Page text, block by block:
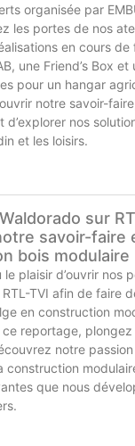
organisée par
les portes de nos
en cours de
une Friend’s Box
pour un hangar
notre savoir-
d’explorer nos
et les loisirs.
sur
savoir-faire
bois modulaire
plaisir d’ouvrir nos
TVI afin de faire
en construction
reportage, plongez
notre
construction
que nous